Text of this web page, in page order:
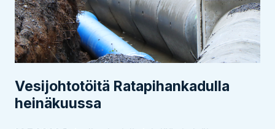
Vesijohtotöitä Ratapihankadulla
heinäkuussa